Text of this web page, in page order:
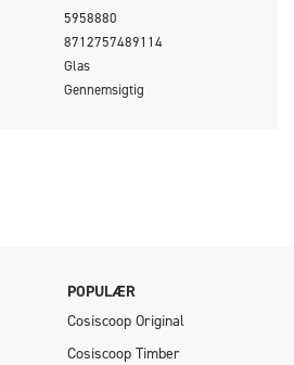
5958880
8712757489114
Glas
Gennemsigtig
POPULÆR
Cosiscoop Original
Cosiscoop Timber